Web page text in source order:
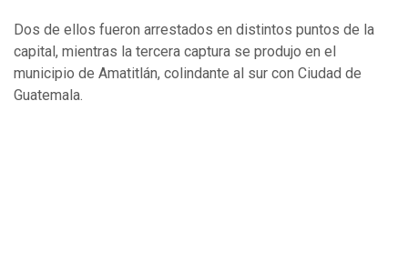
Dos de ellos fueron arrestados en distintos puntos de la
capital, mientras la tercera captura se produjo en el
municipio de Amatitlán, colindante al sur con Ciudad de
Guatemala.